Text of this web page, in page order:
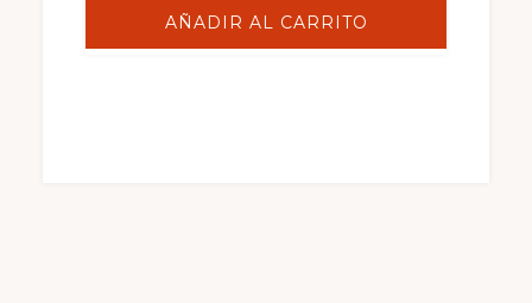
AÑADIR AL CARRITO